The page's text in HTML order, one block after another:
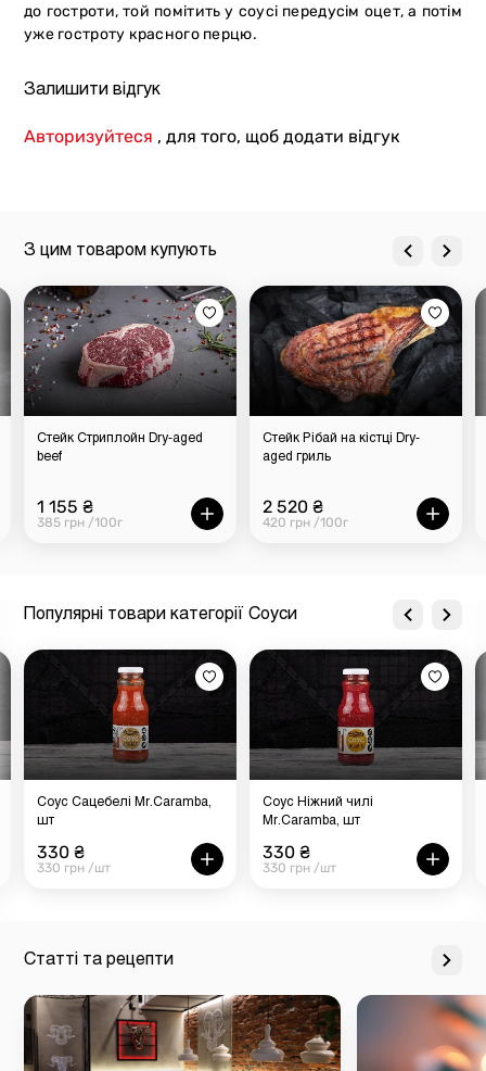
до гостроти, той помітить у соусі передусім оцет, а потім
уже гостроту красного перцю.
Залишити відгук
Авторизуйтеся , для того, щоб додати відгук
З цим товаром купують
Стейк Стриплойн Dry-aged
beef
1 155 ₴
385 грн /100г
Стейк Рібай на кістці Dry-
aged гриль
2 520 ₴
420 грн /100г
Популярні товари категорії Соуси
Соус Сацебелі Mr.Caramba,
шт
330 ₴
330 грн /шт
Соус Ніжний чилі
Mr.Caramba, шт
330 ₴
330 грн /шт
Статті та рецепти